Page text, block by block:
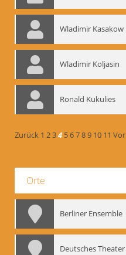
Wladimir Kasakow
Wladimir Koljasin
Ronald Kukulies
Zurück 1 234 56789 10 11 Vor
Orte
Berliner Ensemble
Deutsches Theater